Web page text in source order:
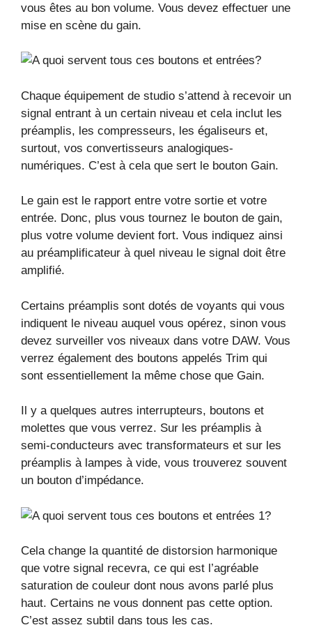
vous êtes au bon volume. Vous devez effectuer une
mise en scène du gain.
Chaque équipement de studio s’attend à recevoir un
signal entrant à un certain niveau et cela inclut les
préamplis, les compresseurs, les égaliseurs et,
surtout, vos convertisseurs analogiques-
numériques. C’est à cela que sert le bouton Gain.
Le gain est le rapport entre votre sortie et votre
entrée. Donc, plus vous tournez le bouton de gain,
plus votre volume devient fort. Vous indiquez ainsi
au préamplificateur à quel niveau le signal doit être
amplifié.
Certains préamplis sont dotés de voyants qui vous
indiquent le niveau auquel vous opérez, sinon vous
devez surveiller vos niveaux dans votre DAW. Vous
verrez également des boutons appelés Trim qui
sont essentiellement la même chose que Gain.
Il y a quelques autres interrupteurs, boutons et
molettes que vous verrez. Sur les préamplis à
semi-conducteurs avec transformateurs et sur les
préamplis à lampes à vide, vous trouverez souvent
un bouton d’impédance.
Cela change la quantité de distorsion harmonique
que votre signal recevra, ce qui est l’agréable
saturation de couleur dont nous avons parlé plus
haut. Certains ne vous donnent pas cette option.
C’est assez subtil dans tous les cas.